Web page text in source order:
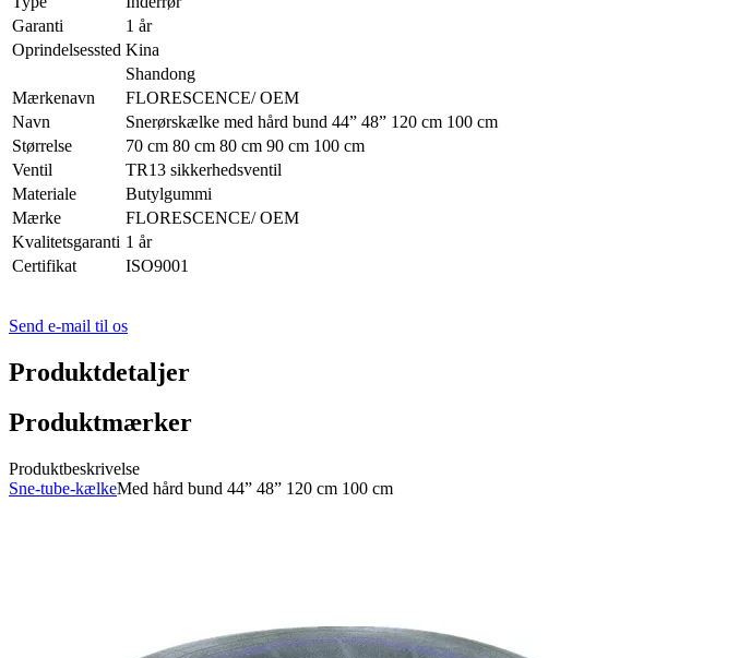
Garanti
1 år
Oprindelsessted Kina
Shandong
Mærkenavn
FLORESCENCE/ OEM
Navn
Snerørskælke med hård bund 44” 48” 120 cm 100 cm
Størrelse
70 cm 80 cm 80 cm 90 cm 100 cm
Ventil
TR13 sikkerhedsventil
Materiale
Butylgummi
Mærke
FLORESCENCE/ OEM
Kvalitetsgaranti 1 år
Certifikat
ISO9001
Send e-mail til os
Produktdetaljer
Produktmærker
Produktbeskrivelse
Sne-tube-kælkeMed hård bund 44” 48” 120 cm 100 cm